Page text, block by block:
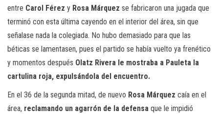
entre Carol Férez y Rosa Márquez se fabricaron una jugada que
terminó con esta última cayendo en el interior del área, sin que
señalase nada la colegiada. No hubo demasiado para que las
béticas se lamentasen, pues el partido se había vuelto ya frenético
y momentos después Olatz Rivera le mostraba a Pauleta la
cartulina roja, expulsándola del encuentro.
En el 36 de la segunda mitad, de nuevo Rosa Márquez caía en el
área, reclamando un agarrón de la defensa que le impidió